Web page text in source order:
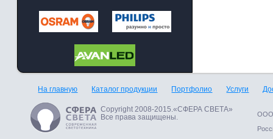
На главную Каталог продукции Портфолио Услуги
Copyright 2008-2015.«СФЕРА СВЕТА»
Все права защищены.
ООО